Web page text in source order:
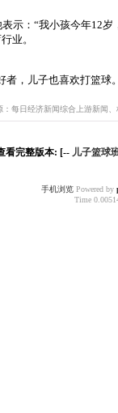
示：“我小孩今年12
业。
者，儿子也喜欢打篮球
：每日经济新闻综合上游新闻
看完整版本: [-- 儿子篮球
手机浏览Powered by
Time